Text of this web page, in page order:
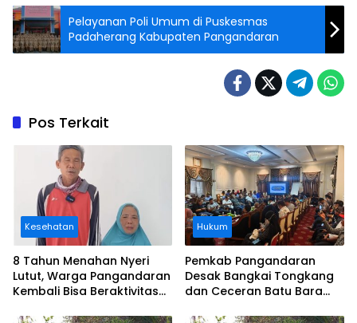
Pelayanan Poli Umum di Puskesmas
Padaherang Kabupaten Pangandaran
Pos Terkait
Kesehatan
8 Tahun Menahan Nyeri
Lutut, Warga Pangandaran
Kembali Bisa Beraktivitas
Hukum
Pemkab Pangandaran
Desak Bangkai Tongkang
dan Ceceran Batu Bara